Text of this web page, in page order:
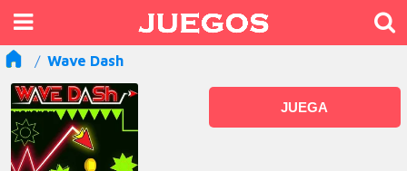
Wave Dash
JUEGA